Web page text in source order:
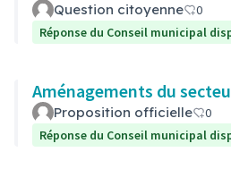
Question citoyenne
0
Réponse du Conseil municipal
Aménagements du
Proposition officielle
0
Réponse du Conseil municipal